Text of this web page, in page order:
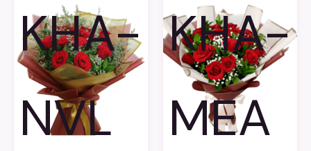
KHA-
NVL
KHA-
MEA